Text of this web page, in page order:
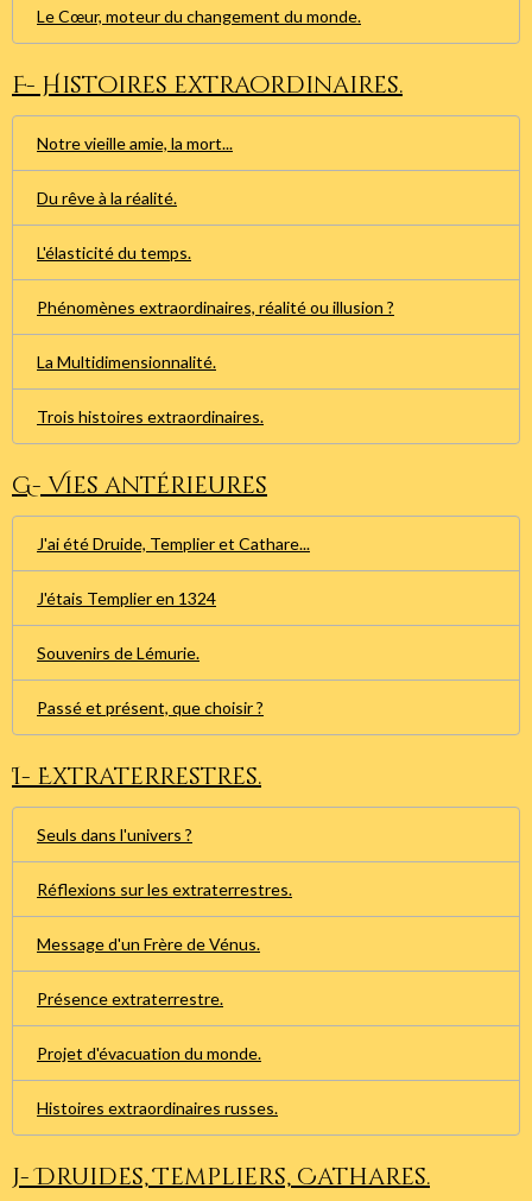
Le Cœur, moteur du changement du monde.
F- Histoires extraordinaires.
Notre vieille amie, la mort...
Du rêve à la réalité.
L'élasticité du temps.
Phénomènes extraordinaires, réalité ou illusion ?
La Multidimensionnalité.
Trois histoires extraordinaires.
G- Vies antérieures
J'ai été Druide, Templier et Cathare...
J'étais Templier en 1324
Souvenirs de Lémurie.
Passé et présent, que choisir ?
I- Extraterrestres.
Seuls dans l'univers ?
Réflexions sur les extraterrestres.
Message d'un Frère de Vénus.
Présence extraterrestre.
Projet d'évacuation du monde.
Histoires extraordinaires russes.
J- Druides, Templiers, Cathares.